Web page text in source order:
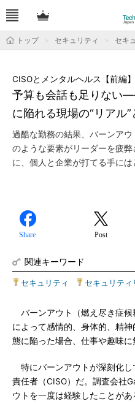
トップ セキュリティ セキ
予算も会話も足りない
に陥れる現場の“リアル”
CISOとメンタルヘルス【前編】
過酷な勤務の結果、バーンア
のような要素がリーダーを疲
に、個人と企業が打てる手には
Share Post
関連キーワード
セキュリティ セキュリティ
バーンアウト（燃え尽き症候
によって感情的、身体的、精
態に陥った場合、仕事や趣味に
特にバーンアウトが深刻化し
責任者（CISO）だ。調査会社
ウトを一度は経験したことが